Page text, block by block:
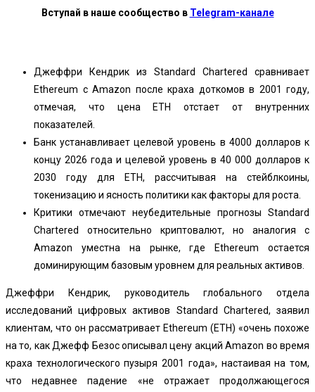
Вступай в наше сообщество в Telegram-канале
Джеффри Кендрик из Standard Chartered сравнивает
Ethereum с Amazon после краха доткомов в 2001 году,
отмечая, что цена ETH отстает от внутренних
показателей.
Банк устанавливает целевой уровень в 4000 долларов к
концу 2026 года и целевой уровень в 40 000 долларов к
2030 году для ETH, рассчитывая на стейблкоины,
токенизацию и ясность политики как факторы для роста.
Критики отмечают неубедительные прогнозы Standard
Chartered относительно криптовалют, но аналогия с
Amazon уместна на рынке, где Ethereum остается
доминирующим базовым уровнем для реальных активов.
Джеффри Кендрик, руководитель глобального отдела
исследований цифровых активов Standard Chartered, заявил
клиентам, что он рассматривает Ethereum (ETH) «очень похоже
на то, как Джефф Безос описывал цену акций Amazon во время
краха технологического пузыря 2001 года», настаивая на том,
что недавнее падение «не отражает продолжающегося